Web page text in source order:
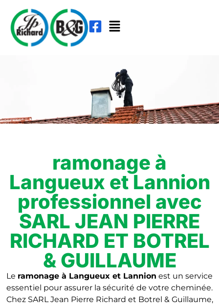
ramonage à
Langueux et Lannion
professionnel avec
SARL JEAN PIERRE
RICHARD ET BOTREL
& GUILLAUME
Le ramonage à Langueux et Lannion est un service
essentiel pour assurer la sécurité de votre cheminée.
Chez SARL Jean Pierre Richard et Botrel & Guillaume,